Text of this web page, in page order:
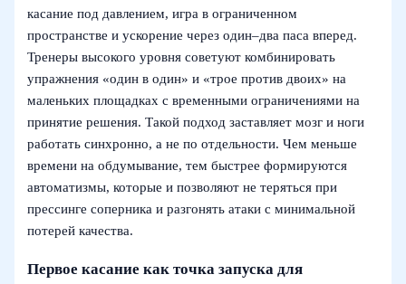
касание под давлением, игра в ограниченном
пространстве и ускорение через один–два паса вперед.
Тренеры высокого уровня советуют комбинировать
упражнения «один в один» и «трое против двоих» на
маленьких площадках с временными ограничениями на
принятие решения. Такой подход заставляет мозг и ноги
работать синхронно, а не по отдельности. Чем меньше
времени на обдумывание, тем быстрее формируются
автоматизмы, которые и позволяют не теряться при
прессинге соперника и разгонять атаки с минимальной
потерей качества.
Первое касание как точка запуска для